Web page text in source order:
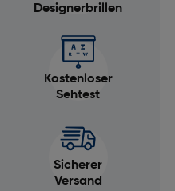
Designerbrillen
Kostenloser
Sehtest
Sicherer
Versand